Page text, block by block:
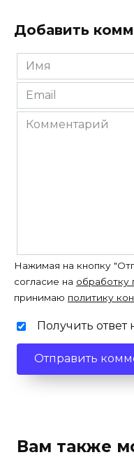
Добавить
Имя
*
Email
*
Комментарий
Нажимая на кнопку
согласие на обработку
принимаю политику
Получить ответ
Вам также